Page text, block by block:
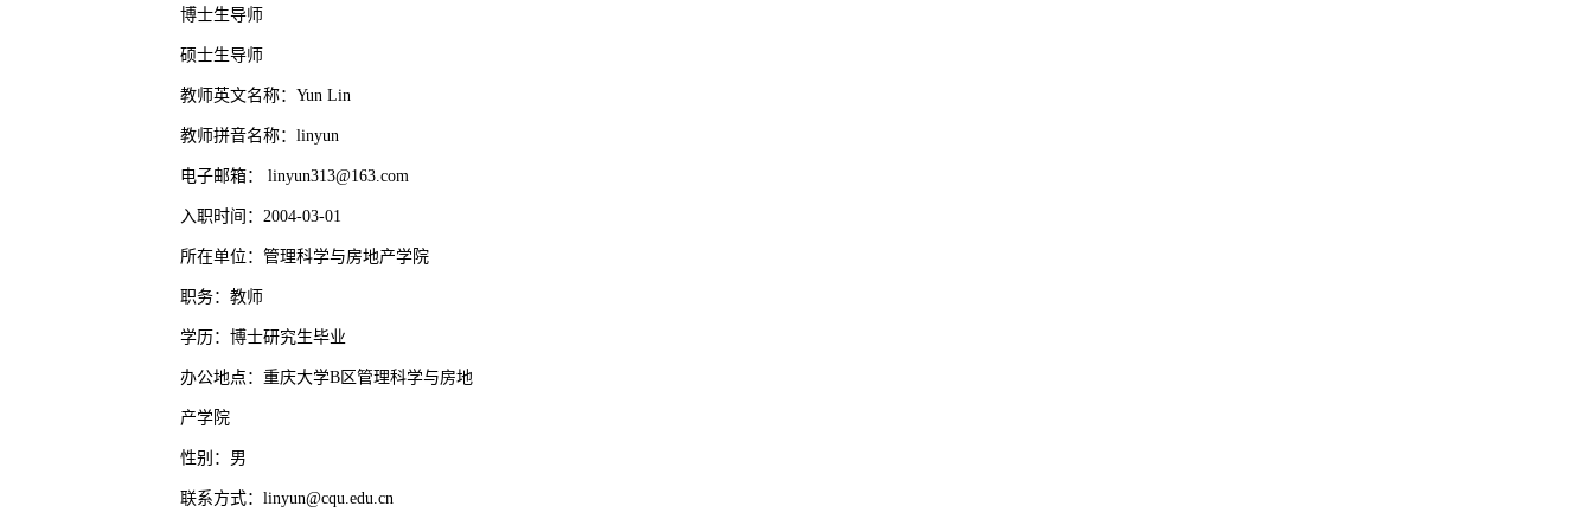
博士生导师
硕士生导师
教师英文名称：Yun Lin
教师拼音名称：linyun
电子邮箱： linyun313@163.com
入职时间：2004-03-01
所在单位：管理科学与房地产学院
职务：教师
学历：博士研究生毕业
办公地点：重庆大学B区管理科学与房地
产学院
性别：男
联系方式：linyun@cqu.edu.cn